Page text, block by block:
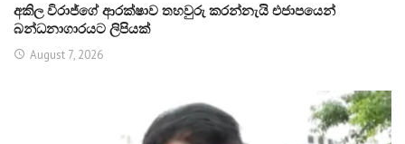
අකිල විරාජ්ගේ ආරක්ෂාව තහවුරු කරන්නැයි එජාපයෙන්
බන්ධනාගාරයට ලිපියක්
August 7, 2026